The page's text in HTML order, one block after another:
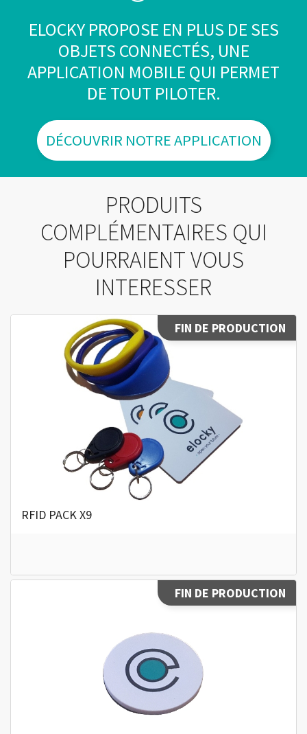
ELOCKY PROPOSE EN PLUS DE SES
OBJETS CONNECTÉS, UNE
APPLICATION MOBILE QUI PERMET
DE TOUT PILOTER.
DÉCOUVRIR NOTRE APPLICATION
PRODUITS
COMPLÉMENTAIRES QUI
POURRAIENT VOUS
INTERESSER
FIN DE PRODUCTION
RFID PACK X9
FIN DE PRODUCTION